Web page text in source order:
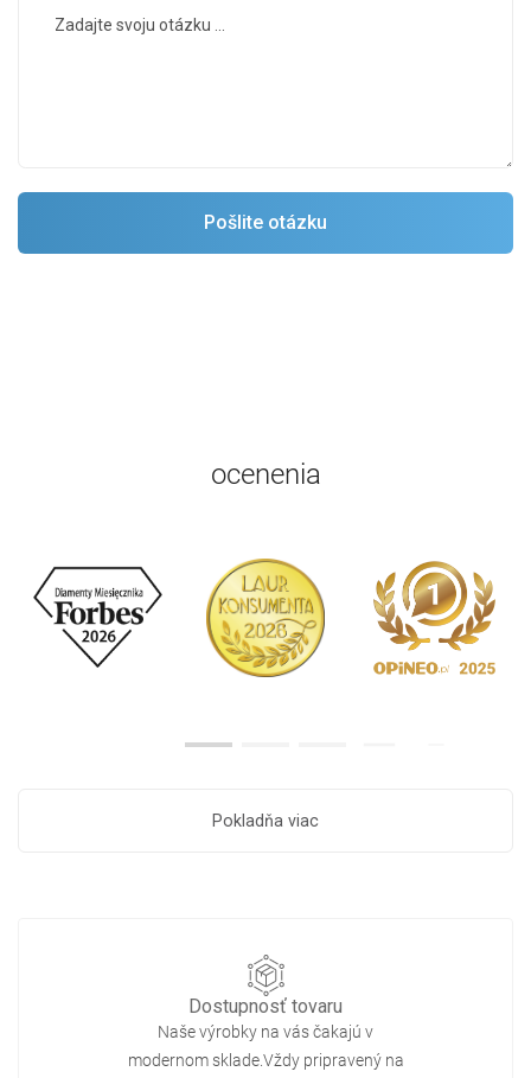
ocenenia
Pokladňa viac
Dostupnosť tovaru
Naše výrobky na vás čakajú v
modernom sklade.Vždy pripravený na